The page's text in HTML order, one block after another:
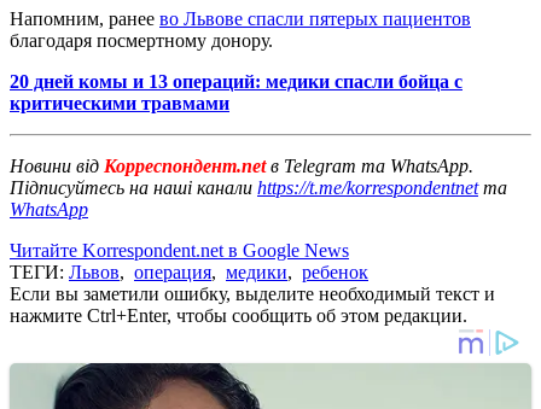
Напомним, ранее во Львове спасли пятерых пациентов
благодаря посмертному донору.
20 дней комы и 13 операций: медики спасли бойца с
критическими травмами
Новини від Корреспондент.netв Telegram та WhatsApp.
Підписуйтесь на наші канали https://t.me/korrespondentnetта
WhatsApp
Читайте Korrespondent.net в Google News
ТЕГИ: Львов, операция, медики, ребенок
Если вы заметили ошибку, выделите необходимый текст и
нажмите Ctrl+Enter, чтобы сообщить об этом редакции.